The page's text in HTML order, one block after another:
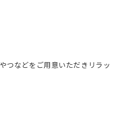
つなどをご用意いただきリラッ